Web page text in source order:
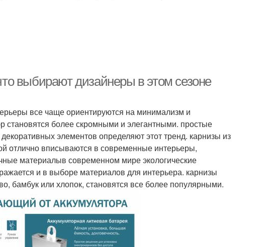
выбирают дизайнеры в этом сезоне
все чаще ориентируются на минимализм и
становятся более скромными и элегантными. простые
элементов определяют этот тренд. карнизы из
отлично вписываются в современные интерьеры,
материалыв современном мире экологические
и в выборе материалов для интерьера. карнизы
бамбук или хлопок, становятся все более популярными.